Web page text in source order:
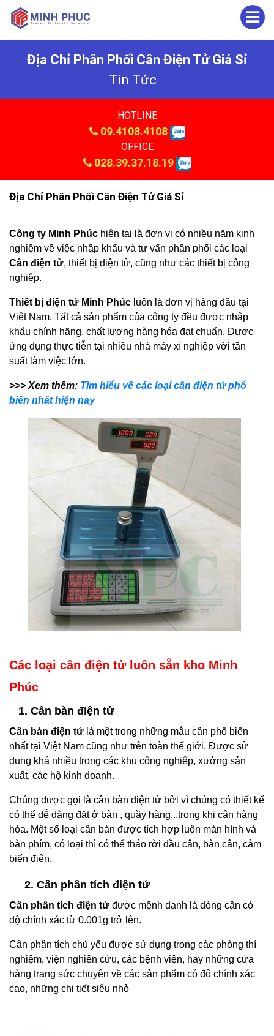
Địa Chỉ Phân Phối Cân Điện Tử Giá Sỉ
Tin Tức
HOTLINE
09.4108.4108
OFFICE
028.39.37.18.19
Địa Chỉ Phân Phối Cân Điện Tử Giá Sỉ
Công ty Minh Phúc hiện tại là đơn vị có nhiều năm kinh
nghiệm về việc nhập khẩu và tư vấn phân phối các loại
Cân điện tử, thiết bị điện tử, cũng như các thiết bị công
nghiệp.
Thiết bị điện tử Minh Phúc luôn là đơn vị hàng đầu tại
Việt Nam. Tất cả sản phẩm của công ty đều được nhập
khẩu chính hãng, chất lượng hàng hóa đạt chuẩn. Được
ứng dụng thực tiễn tại nhiều nhà máy xí nghiệp với tần
suất làm việc lớn.
>>> Xem thêm: Tìm hiểu về các loại cân điện tử phổ
biến nhất hiện nay
Các loại cân điện tử luôn sẵn kho Minh
Phúc
1. Cân bàn điện tử
Cân bàn điện tử là một trong những mẫu cân phổ biến
nhất tại Việt Nam cũng như trên toàn thế giới. Được sử
dụng khá nhiều trong các khu công nghiệp, xưởng sản
xuất, các hộ kinh doanh.
Chúng được gọi là cân bàn điện tử bởi vì chúng có thiết kế
có thể dễ dàng đặt ở bàn , quầy hàng...trong khi cân hàng
hóa. Một số loại cân bàn được tích hợp luôn màn hình và
bàn phím, có loại thì có thể tháo rời đầu cân, bàn cân, cảm
biến điện.
2. Cân phân tích điện tử
Cân phân tích điện tử được mệnh danh là dòng cân có
độ chính xác từ 0.001g trở lên.
Cân phân tích chủ yếu được sử dụng trong các phòng thí
nghiệm, viện nghiên cứu, các bệnh viện, hay những cửa
hàng trang sức chuyên về các sản phẩm có độ chính xác
cao, những chi tiết siêu nhỏ